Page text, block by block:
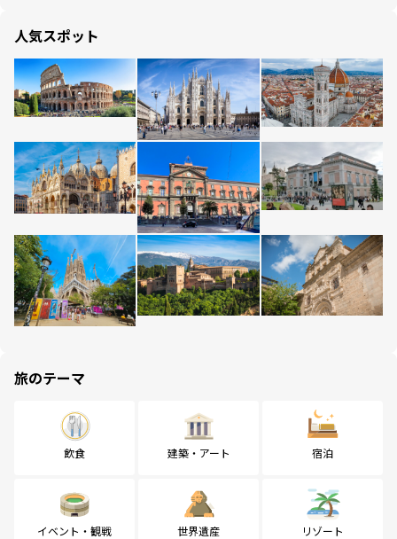
人気スポット
旅のテーマ
飲食 建築・アート 宿泊
イベント・観戦 世界遺産 リゾート